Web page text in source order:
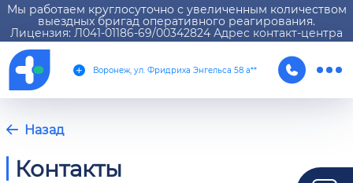
Мы работаем круглосуточно с увеличенным количеством
выездных бригад оперативного реагирования.
Лицензия: Л041-01186-69/00342824 Адрес контакт-центра
Воронеж, ул. Фридриха Энгельса 58 а**
Назад
Контакты